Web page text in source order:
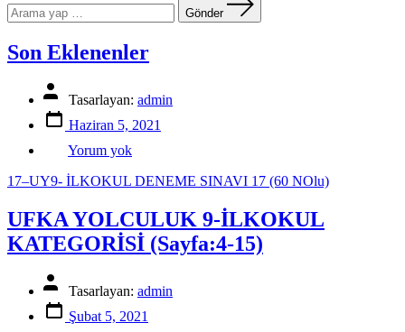
yapın:
Gönder
Son Eklenenler
Yazının
yazarıTasarlayan: admin
Yazı
tarihiHaziran 5, 2021
Yorum yokEklenenler
17–UY9- İLKOKUL DENEME SINAVI 17 (60 NOlu)
UFKA YOLCULUK 9-İLKOKUL
KATEGORİSİ (Sayfa:4-15)
Yazının
yazarıTasarlayan: admin
Yazı
tarihiŞubat 5, 2021